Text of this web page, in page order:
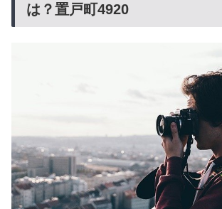
は？置戸町4920